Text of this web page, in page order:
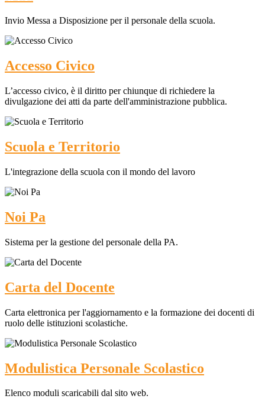
Invio Messa a Disposizione per il personale della scuola.
Accesso Civico
L’accesso civico, è il diritto per chiunque di richiedere la
divulgazione dei atti da parte dell'amministrazione pubblica.
Scuola e Territorio
L'integrazione della scuola con il mondo del lavoro
Noi Pa
Sistema per la gestione del personale della PA.
Carta del Docente
Carta elettronica per l'aggiornamento e la formazione dei docenti di
ruolo delle istituzioni scolastiche.
Modulistica Personale Scolastico
Elenco moduli scaricabili dal sito web.